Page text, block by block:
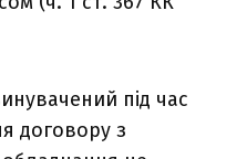
під час
договору з